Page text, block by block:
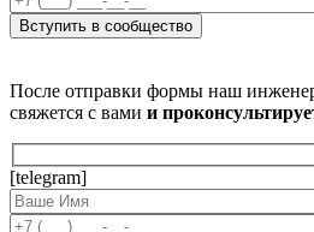
После отправки формы наш
свяжется с вами и
[telegram]